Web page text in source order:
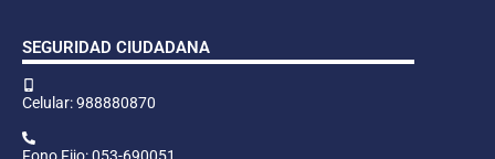
SEGURIDAD CIUDADANA
Celular: 988880870
Fono Fijo: 053-690051